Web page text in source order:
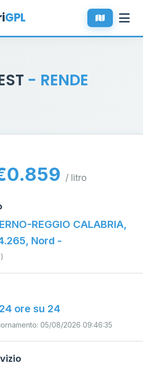
GPL
- RENDE
/ litro
REGGIO CALABRIA,
Nord -
ore su 24
05/08/2026 09:46:35